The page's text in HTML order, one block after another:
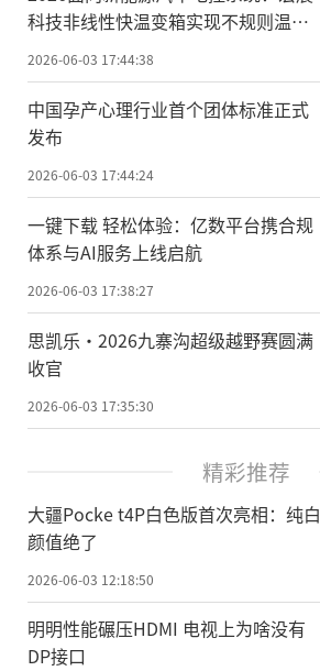
科技非线性快温变箱实现不规则温变
曲线精准编程
2026-06-03 17:44:38
中国孕产心理行业首个团体标准正式
发布
2026-06-03 17:44:24
一键下载 轻松体验：亿数平台携合规
体系与AI服务上线启航
2026-06-03 17:38:27
思凯乐·2026九寨沟超级越野赛圆满
收官
2026-06-03 17:35:30
精彩推荐
大疆Pocke t4P白色版首次亮相：纯白
颜值绝了
2026-06-03 12:18:50
明明性能碾压HDMI 电视上为啥没有
DP接口